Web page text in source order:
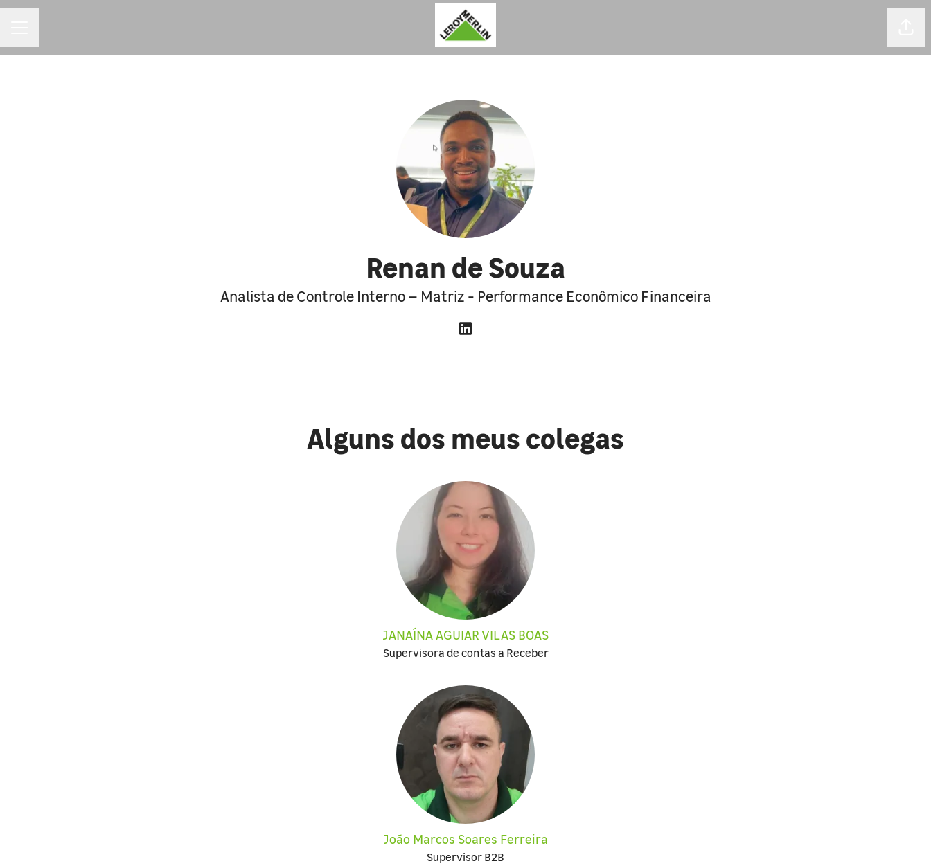
Renan de Souza
Analista de Controle Interno – Matriz - Performance Econômico Financeira
Alguns dos meus colegas
JANAÍNA AGUIAR VILAS BOAS
Supervisora de contas a Receber
João Marcos Soares Ferreira
Supervisor B2B